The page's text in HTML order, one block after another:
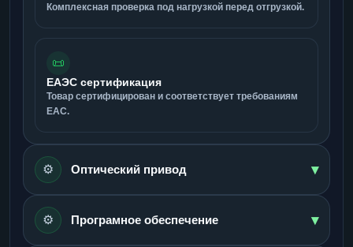
Комплексная проверка под нагрузкой перед отгрузкой.
📜
ЕАЭС сертификация
Товар сертифицирован и соответствует требованиям
ЕАС.
⚙️ Оптический привод ▾
⚙️ Програмное обеспечение ▾